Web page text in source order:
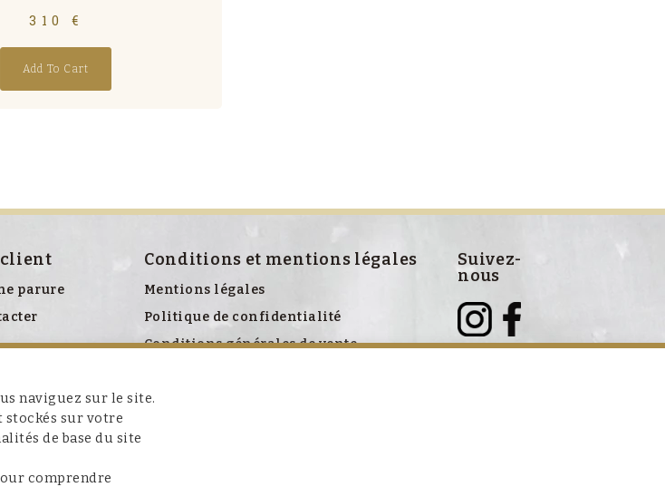
310€
Add To Cart
client
parure
Conditions et mentions légales
Mentions légales
Politique de confidentialité
Conditions générales de vente
Suivez-
nous
naviguez sur le site.
stockés sur votre
de base du site
comprendre